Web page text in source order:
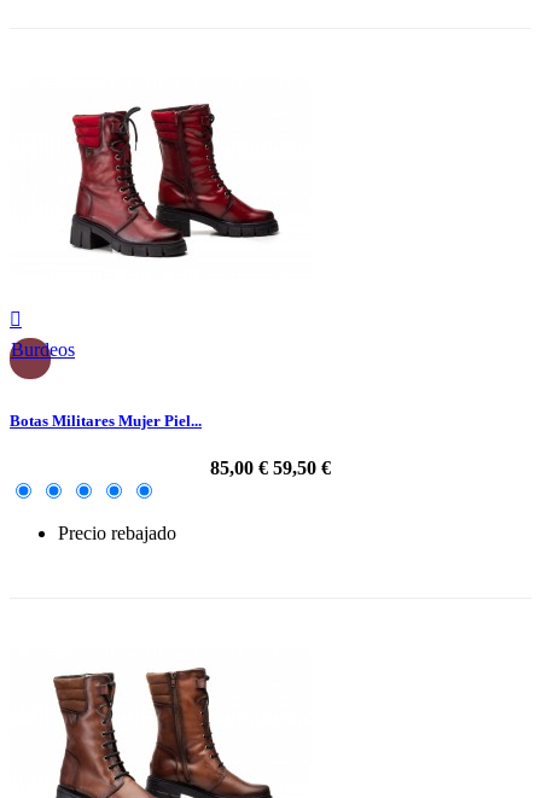

Burdeos
Botas Militares Mujer Piel...
85,00 € 59,50 €
Precio rebajado